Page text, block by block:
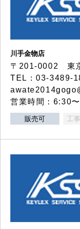
川手金物店
〒201-0002 東
TEL：03-3489-
営業時間：6:30
販売可 工